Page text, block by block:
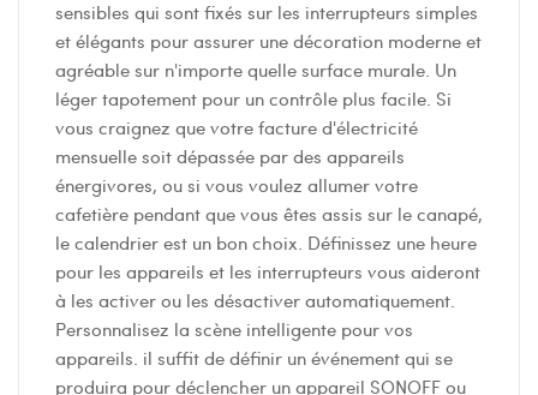
sensibles qui sont fixés sur les interrupteurs simples
et élégants pour assurer une décoration moderne et
agréable sur n'importe quelle surface murale. Un
léger tapotement pour un contrôle plus facile. Si
vous craignez que votre facture d'électricité
mensuelle soit dépassée par des appareils
énergivores, ou si vous voulez allumer votre
cafetière pendant que vous êtes assis sur le canapé,
le calendrier est un bon choix. Définissez une heure
pour les appareils et les interrupteurs vous aideront
à les activer ou les désactiver automatiquement.
Personnalisez la scène intelligente pour vos
appareils. il suffit de définir un événement qui se
produira pour déclencher un appareil SONOFF ou